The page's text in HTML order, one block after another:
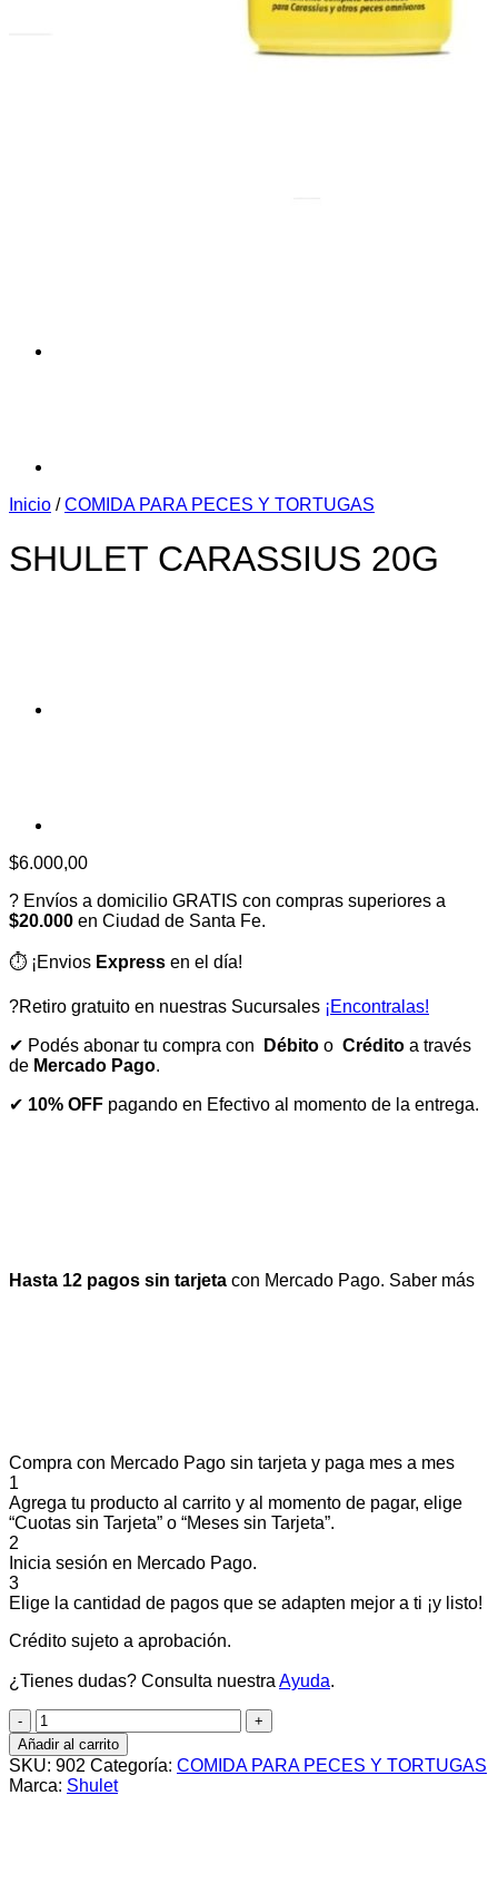
Inicio / COMIDA PARA PECES Y TORTUGAS
SHULET CARASSIUS 20G
$6.000,00
? Envíos a domicilio GRATIS con compras superiores a
$20.000 en Ciudad de Santa Fe.
⏱️ ¡Envios Express en el día!
?Retiro gratuito en nuestras Sucursales ¡Encontralas!
✔ Podés abonar tu compra con Débito o Crédito a través
de Mercado Pago.
✔ 10% OFF pagando en Efectivo al momento de la entrega.
Hasta 12 pagos sin tarjeta con Mercado Pago. Saber más
Compra con Mercado Pago sin tarjeta y paga mes a mes
1
Agrega tu producto al carrito y al momento de pagar, elige
“Cuotas sin Tarjeta” o “Meses sin Tarjeta”.
2
Inicia sesión en Mercado Pago.
3
Elige la cantidad de pagos que se adapten mejor a ti ¡y listo!
Crédito sujeto a aprobación.
¿Tienes dudas? Consulta nuestra Ayuda.
SHULET
CARASSIUS
20G
cantidad
Añadir al carrito
SKU: 902 Categoría: COMIDA PARA PECES Y TORTUGAS
Marca: Shulet